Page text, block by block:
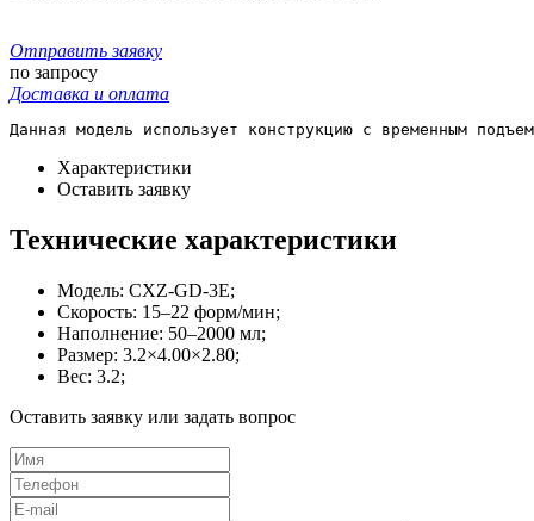
Отправить заявку
по запросу
Доставка и оплата
Данная модель использует конструкцию с временным
Характеристики
Оставить заявку
Технические характеристики
Модель: CXZ-GD-3E;
Скорость: 15–22 форм/мин;
Наполнение: 50–2000 мл;
Размер: 3.2×4.00×2.80;
Вес: 3.2;
Оставить заявку или задать вопрос